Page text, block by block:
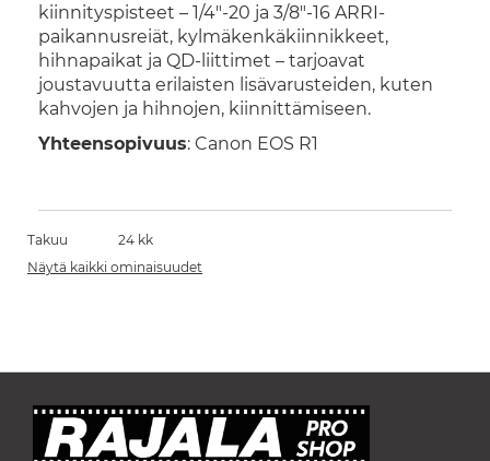
kiinnityspisteet – 1/4"-20 ja 3/8"-16 ARRI-
paikannusreiät, kylmäkenkäkiinnikkeet,
hihnapaikat ja QD-liittimet – tarjoavat
joustavuutta erilaisten lisävarusteiden, kuten
kahvojen ja hihnojen, kiinnittämiseen.
Yhteensopivuus: Canon EOS R1
Takuu
24 kk
Näytä kaikki ominaisuudet